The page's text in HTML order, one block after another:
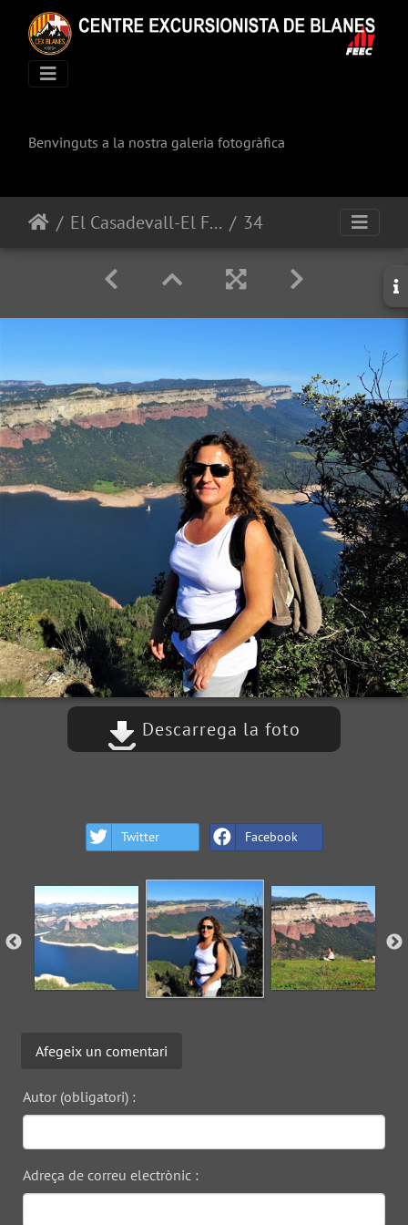
Benvinguts a la nostra galeria fotogràfica
El Casadevall-El Far 34
Descarrega la foto
Twitter Facebook
Afegeix un comentari
Autor (obligatori) :
Adreça de correu electrònic :